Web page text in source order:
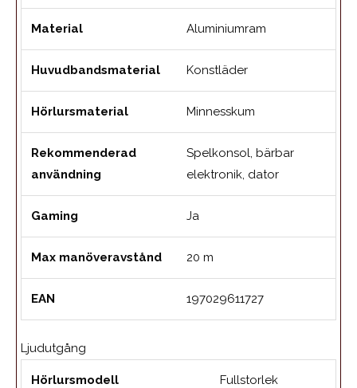
Material Aluminiumram
Huvudbandsmaterial Konstläder
Hörlursmaterial Minnesskum
Rekommenderad
användning
Spelkonsol, bärbar
elektronik, dator
Gaming Ja
Max manöveravstånd 20 m
EAN 197029611727
Ljudutgång
Hörlursmodell Fullstorlek